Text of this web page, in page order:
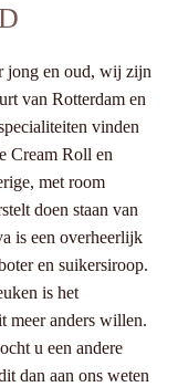
jong en oud, wij zijn
van Rotterdam en
vinden
Cream Roll en
met room
doen staan van
is een overheerlijk
en suikersiroop.
is het
meer anders willen.
u een andere
dan aan ons weten